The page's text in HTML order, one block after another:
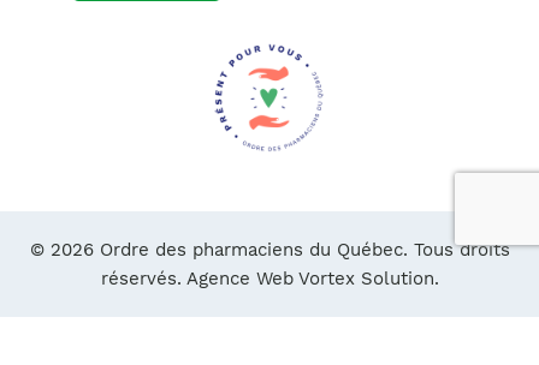
© 2026 Ordre des pharmaciens du Québec. Tous droits
réservés. Agence Web Vortex Solution.